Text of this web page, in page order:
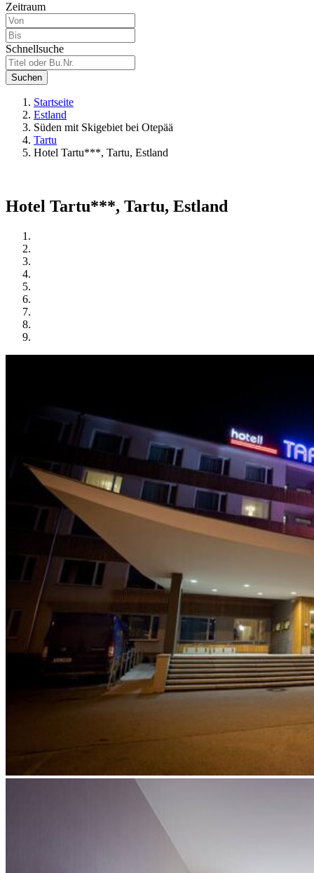
Zeitraum
Schnellsuche
Suchen
Startseite
Estland
Süden mit Skigebiet bei Otepää
Tartu
Hotel Tartu***, Tartu, Estland
Hotel Tartu***, Tartu, Estland